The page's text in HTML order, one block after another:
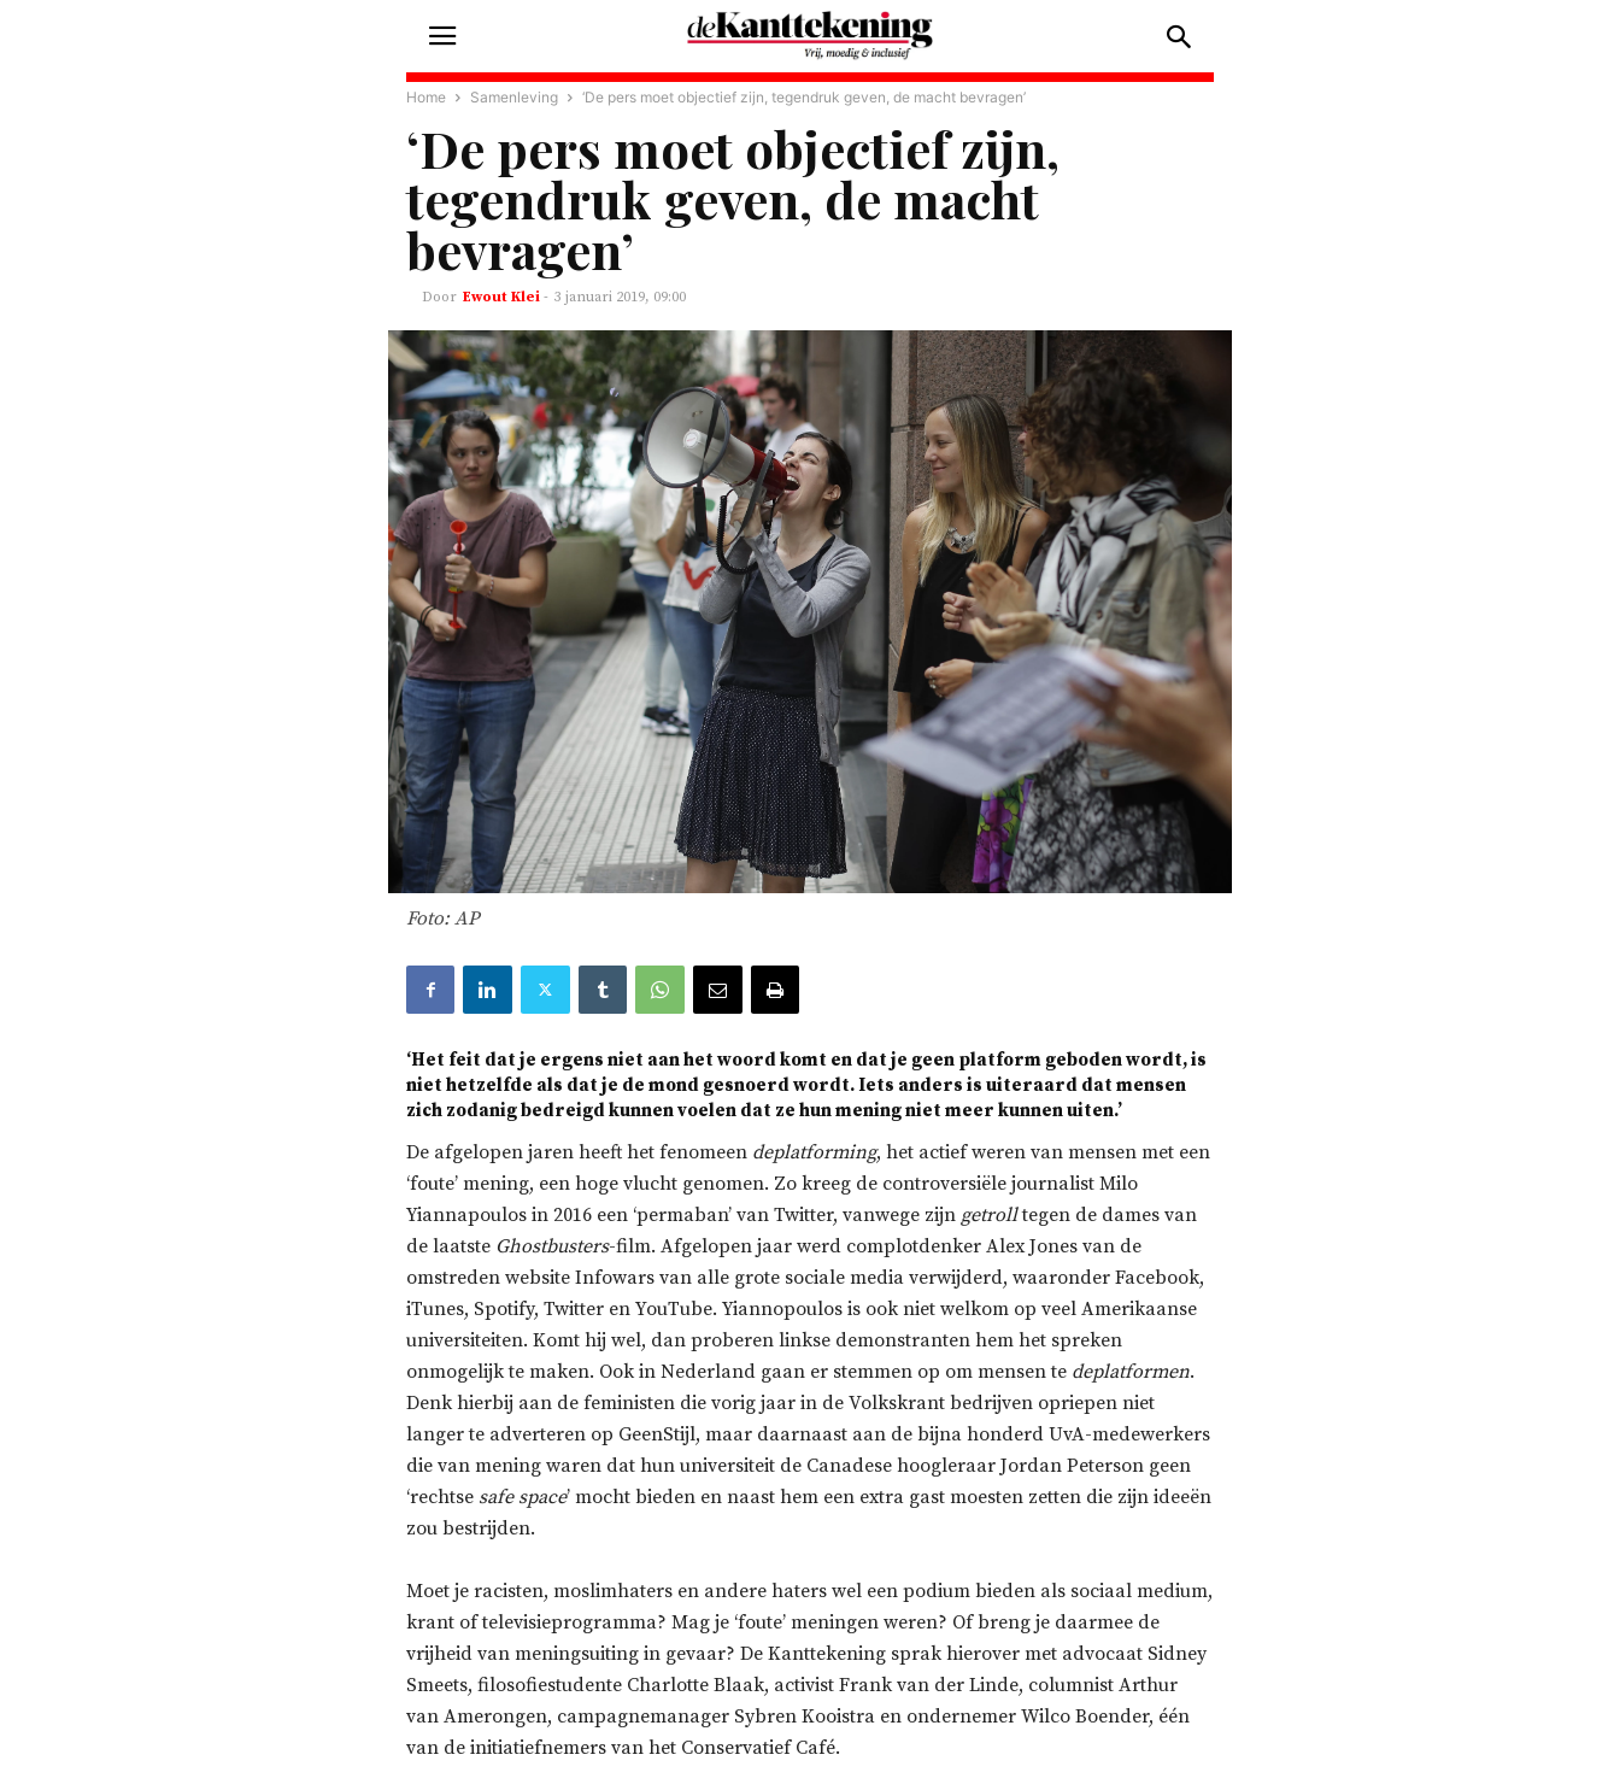
Home Samenleving ‘De pers moet objectief zijn, tegendruk geven, de macht bevragen’
‘De pers moet objectief zijn,
tegendruk geven, de macht
bevragen’
Ewout Klei - 3 januari 2019, 09:00
Foto: AP
‘Het feit dat je ergens niet aan het woord komt en dat je geen platform geboden wordt, is
niet hetzelfde als dat je de mond gesnoerd wordt. Iets anders is uiteraard dat mensen
zich zodanig bedreigd kunnen voelen dat ze hun mening niet meer kunnen uiten.’
De afgelopen jaren heeft het fenomeen deplatforming, het actief weren van mensen met een
‘foute’ mening, een hoge vlucht genomen. Zo kreeg de controversiële journalist Milo
Yiannapoulos in 2016 een ‘permaban’ van Twitter, vanwege zijn getrolltegen de dames van
de laatste Ghostbusters-film. Afgelopen jaar werd complotdenker Alex Jones van de
omstreden website Infowars van alle grote sociale media verwijderd, waaronder Facebook,
iTunes, Spotify, Twitter en YouTube. Yiannopoulos is ook niet welkom op veel Amerikaanse
universiteiten. Komt hij wel, dan proberen linkse demonstranten hem het spreken
onmogelijk te maken. Ook in Nederland gaan er stemmen op om mensen te deplatformen.
Denk hierbij aan de feministen die vorig jaar in de Volkskrant bedrijven opriepen niet
langer te adverteren op GeenStijl, maar daarnaast aan de bijna honderd UvA-medewerkers
die van mening waren dat hun universiteit de Canadese hoogleraar Jordan Peterson geen
‘rechtse safe space’ mocht bieden en naast hem een extra gast moesten zetten die zijn ideeën
zou bestrijden.
Moet je racisten, moslimhaters en andere haters wel een podium bieden als sociaal medium,
krant of televisieprogramma? Mag je ‘foute’ meningen weren? Of breng je daarmee de
vrijheid van meningsuiting in gevaar? De Kanttekening sprak hierover met advocaat Sidney
Smeets, filosofiestudente Charlotte Blaak, activist Frank van der Linde, columnist Arthur
van Amerongen, campagnemanager Sybren Kooistra en ondernemer Wilco Boender, één
van de initiatiefnemers van het Conservatief Café.